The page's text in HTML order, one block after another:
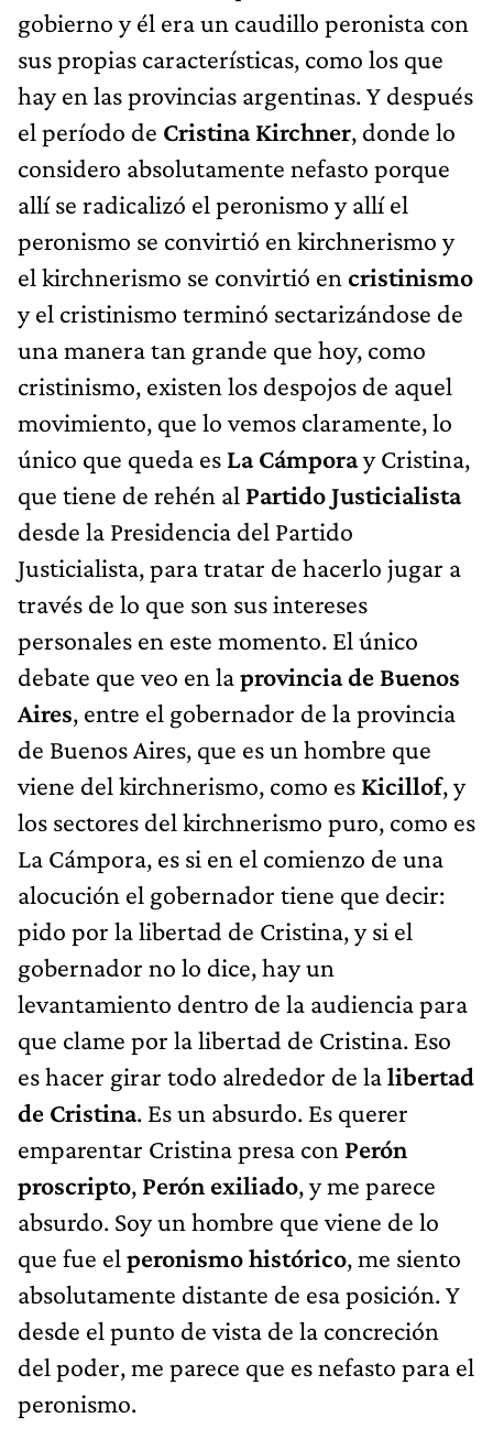
gobierno y él era un caudillo peronista con
sus propias características, como los que
hay en las provincias argentinas. Y después
el período de Cristina Kirchner, donde lo
considero absolutamente nefasto porque
allí se radicalizó el peronismo y allí el
peronismo se convirtió en kirchnerismo y
el kirchnerismo se convirtió en cristinismo
y el cristinismo terminó sectarizándose de
una manera tan grande que hoy, como
cristinismo, existen los despojos de aquel
movimiento, que lo vemos claramente, lo
único que queda es La Cámporay Cristina,
que tiene de rehén al Partido Justicialista
desde la Presidencia del Partido
Justicialista, para tratar de hacerlo jugar a
través de lo que son sus intereses
personales en este momento. El único
debate que veo en laprovincia de Buenos
Aires, entre el gobernador de la provincia
de Buenos Aires, que es un hombre que
viene del kirchnerismo, como es Kicillof, y
los sectores del kirchnerismo puro, como es
La Cámpora, es si en el comienzo de una
alocución el gobernador tiene que decir:
pido por la libertad de Cristina, y si el
gobernador no lo dice, hay un
levantamiento dentro de la audiencia para
que clame por la libertad de Cristina. Eso
es hacer girar todo alrededor de lalibertad
de Cristina. Es un absurdo. Es querer
emparentar Cristina presa con Perón
proscripto, Perón exiliado, y me parece
absurdo. Soy un hombre que viene de lo
que fue el peronismo histórico, me siento
absolutamente distante de esa posición. Y
desde el punto de vista de la concreción
del poder, me parece que es nefasto para el
peronismo.